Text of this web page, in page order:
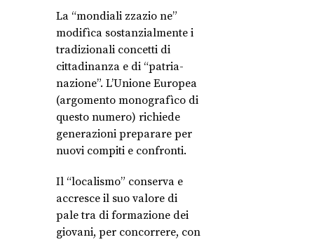
La “mondiali zzazio ne”
modifìca sostanzialmente i
tradizionali concetti di
cittadinanza e di “patria-
nazione”. L’Unione Europea
(argomento monografìco di
questo numero) richiede
generazioni preparare per
nuovi compiti e confronti.
Il “localismo” conserva e
accresce il suo valore di
pale tra di formazione dei
giovani, per concorrere, con